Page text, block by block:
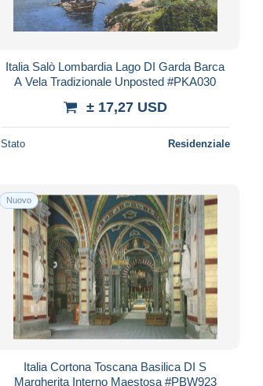
Italia Salò Lombardia Lago DI Garda Barca
A Vela Tradizionale Unposted #PKA030
± 17,27 USD
Stato Residenziale
Nuovo
Italia Cortona Toscana Basilica DI S
Margherita Interno Maestosa #PBW923